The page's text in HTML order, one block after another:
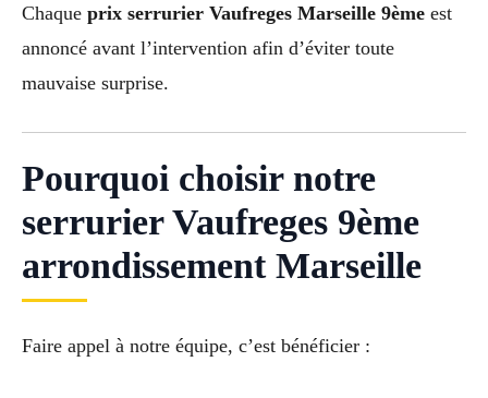
Chaque prix serrurier Vaufreges Marseille 9ème est
annoncé avant l’intervention afin d’éviter toute
mauvaise surprise.
Pourquoi choisir notre
serrurier Vaufreges 9ème
arrondissement Marseille
Faire appel à notre équipe, c’est bénéficier :